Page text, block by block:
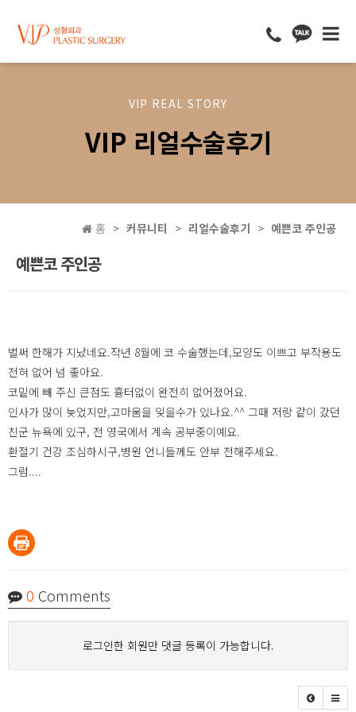
VIP REAL STORY
VIP 리얼수술후기
홈 커뮤니티 리얼수술후기 예쁜코 주인공
예쁜코 주인공
벌써 한해가 지났네요.작년 8월에 코 수술했는데,모양도 이쁘고 부작용도
전혀 없어 넘 좋아요.
코밑에 빼 주신 큰점도 흉터없이 완전히 없어졌어요.
인사가 많이 늦었지만,고마움을 잊을수가 있나요.^^ 그때 저랑 같이 갔던
친군 뉴욕에 있구, 전 영국에서 계속 공부중이예요.
환절기 건강 조심하시구,병원 언니들께도 안부 전해주세요.
그럼....
0 Comments
로그인한 회원만 댓글 등록이 가능합니다.